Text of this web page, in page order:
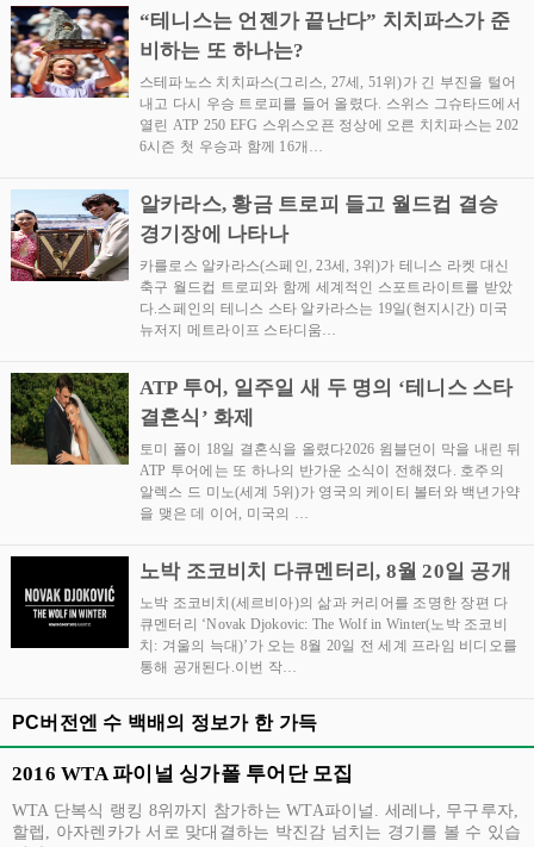
“테니스는 언젠가 끝난다” 치치파스가 준
비하는 또 하나는?
스테파노스 치치파스(그리스, 27세, 51위)가 긴 부진을 털어
내고 다시 우승 트로피를 들어 올렸다. 스위스 그슈타드에서
열린 ATP 250 EFG 스위스오픈 정상에 오른 치치파스는 202
6시즌 첫 우승과 함께 16개…
알카라스, 황금 트로피 들고 월드컵 결승
경기장에 나타나
카를로스 알카라스(스페인, 23세, 3위)가 테니스 라켓 대신
축구 월드컵 트로피와 함께 세계적인 스포트라이트를 받았
다.스페인의 테니스 스타 알카라스는 19일(현지시간) 미국
뉴저지 메트라이프 스타디움…
ATP 투어, 일주일 새 두 명의 ‘테니스 스타
결혼식’ 화제
토미 폴이 18일 결혼식을 올렸다2026 윔블던이 막을 내린 뒤
ATP 투어에는 또 하나의 반가운 소식이 전해졌다. 호주의
알렉스 드 미노(세계 5위)가 영국의 케이티 볼터와 백년가약
을 맺은 데 이어, 미국의 …
노박 조코비치 다큐멘터리, 8월 20일 공개
노박 조코비치(세르비아)의 삶과 커리어를 조명한 장편 다
큐멘터리 ‘Novak Djokovic: The Wolf in Winter(노박 조코비
치: 겨울의 늑대)’가 오는 8월 20일 전 세계 프라임 비디오를
통해 공개된다.이번 작…
PC버전엔 수 백배의 정보가 한 가득
2016 WTA 파이널 싱가폴 투어단 모집
WTA 단복식 랭킹 8위까지 참가하는 WTA파이널. 세레나, 무구루자,
할렙, 아자렌카가 서로 맞대결하는 박진감 넘치는 경기를 볼 수 있습